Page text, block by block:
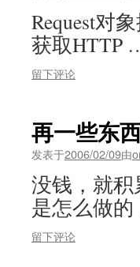
Request对
获取HTTP
留下评论
再一些东
发表于2006/02/09由
没钱，就
是怎么做
留下评论